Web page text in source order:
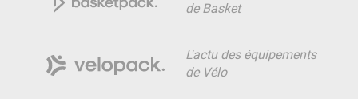
de Basket
L'actu des équipements
de Vélo